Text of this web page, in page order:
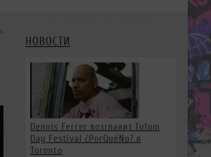
НОВОСТИ
Dennis Ferrer возглавит Tulum
Day Festival ¿PorQuéNo? в
Toronto